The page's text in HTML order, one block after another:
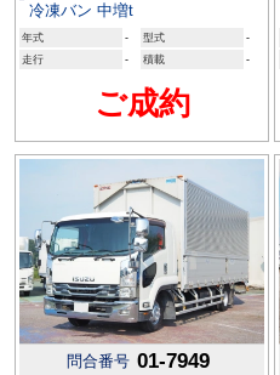
冷凍バン 中増t
年式 - 型式
-
走行
- 積載 -
ご成約
問合番号 01-7949